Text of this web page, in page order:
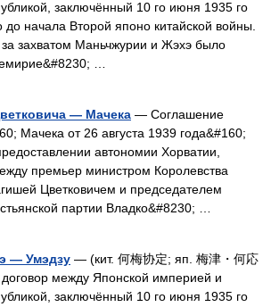
заключённый 10 го июня 1935 го
до начала Второй японо китайской войны.
захватом Маньчжурии и Жэхэ было
…
— Мачека — Соглашение
Мачека от 26 августа 1939 года&#160;
автономии Хорватии,
премьер министром Королевства
Цветковичем и председателем
партии Владко&#8230; …
— Умэдзу — (кит. 何梅协定; яп. 梅津・何応
между Японской империей и
заключённый 10 го июня 1935 го